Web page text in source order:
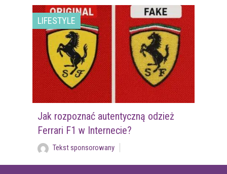
LIFESTYLE
Jak rozpoznać autentyczną odzież
Ferrari F1 w Internecie?
Tekst sponsorowany